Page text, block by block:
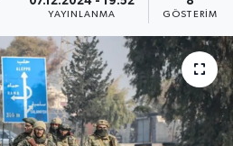
YAYINLANMA GÖSTERIM